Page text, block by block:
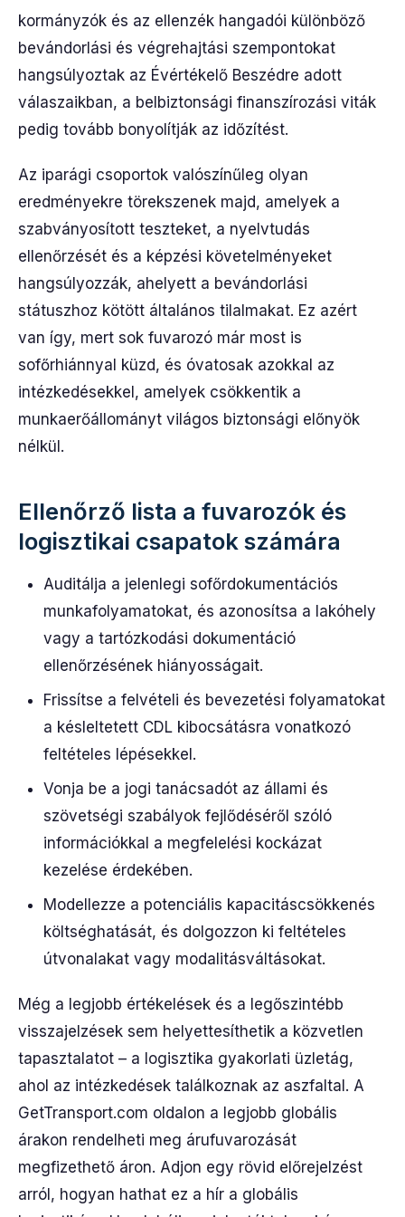
kormányzók és az ellenzék hangadói különböző
bevándorlási és végrehajtási szempontokat
hangsúlyoztak az Évértékelő Beszédre adott
válaszaikban, a belbiztonsági finanszírozási viták
pedig tovább bonyolítják az időzítést.
Az iparági csoportok valószínűleg olyan
eredményekre törekszenek majd, amelyek a
szabványosított teszteket, a nyelvtudás
ellenőrzését és a képzési követelményeket
hangsúlyozzák, ahelyett a bevándorlási
státuszhoz kötött általános tilalmakat. Ez azért
van így, mert sok fuvarozó már most is
sofőrhiánnyal küzd, és óvatosak azokkal az
intézkedésekkel, amelyek csökkentik a
munkaerőállományt világos biztonsági előnyök
nélkül.
Ellenőrző lista a fuvarozók és
logisztikai csapatok számára
Auditálja a jelenlegi sofőrdokumentációs
munkafolyamatokat, és azonosítsa a lakóhely
vagy a tartózkodási dokumentáció
ellenőrzésének hiányosságait.
Frissítse a felvételi és bevezetési folyamatokat
a késleltetett CDL kibocsátásra vonatkozó
feltételes lépésekkel.
Vonja be a jogi tanácsadót az állami és
szövetségi szabályok fejlődéséről szóló
információkkal a megfelelési kockázat
kezelése érdekében.
Modellezze a potenciális kapacitáscsökkenés
költséghatását, és dolgozzon ki feltételes
útvonalakat vagy modalitásváltásokat.
Még a legjobb értékelések és a legőszintébb
visszajelzések sem helyettesíthetik a közvetlen
tapasztalatot – a logisztika gyakorlati üzletág,
ahol az intézkedések találkoznak az aszfaltal. A
GetTransport.com oldalon a legjobb globális
árakon rendelheti meg árufuvarozását
megfizethető áron. Adjon egy rövid előrejelzést
arról, hogyan hathat ez a hír a globális